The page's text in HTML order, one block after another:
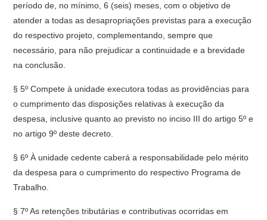
período de, no mínimo, 6 (seis) meses, com o objetivo de
atender a todas as desapropriações previstas para a execução
do respectivo projeto, complementando, sempre que
necessário, para não prejudicar a continuidade e a brevidade
na conclusão.
§ 5º Compete à unidade executora todas as providências para
o cumprimento das disposições relativas à execução da
despesa, inclusive quanto ao previsto no inciso III do artigo 5º e
no artigo 9º deste decreto.
§ 6º À unidade cedente caberá a responsabilidade pelo mérito
da despesa para o cumprimento do respectivo Programa de
Trabalho.
§ 7º As retenções tributárias e contributivas ocorridas em